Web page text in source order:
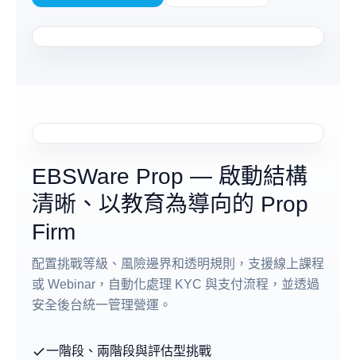
EBSWare Prop — 啟動結構
清晰、以教育為導向的 Prop
Firm
配置挑戰等級、風險邊界和透明規則，支援線上課程
或 Webinar，自動化處理 KYC 與支付流程，並透過
安全後台統一管理營運。
一階段、兩階段與評估型挑戰